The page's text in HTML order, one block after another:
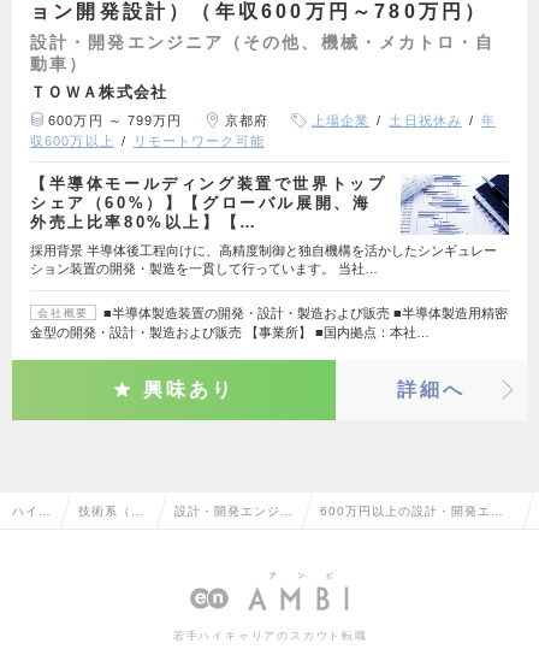
ョン開発設計）（年収600万円～780万円）
設計・開発エンジニア（その他、機械・メカトロ・自
動車）
ＴＯＷＡ株式会社
600万円 ～ 799万円 京都府 上場企業 土日祝休み
年
収600万以上
リモートワーク可能
【半導体モールディング装置で世界トップ
シェア（60%）】【グローバル展開、海
外売上比率80%以上】【…
採用背景 半導体後工程向けに、高精度制御と独自機構を活かしたシンギュレー
ション装置の開発・製造を一貫して行っています。 当社…
会社概要
■半導体製造装置の開発・設計・製造および販売 ■半導体製造用精密
金型の開発・設計・製造および販売 【事業所】 ■国内拠点：本社…
興味あり 詳細へ
ハイク 技術系（機 設計・開発エンジニ
メカトロ・自動車）
600万円以上の設計・開発エン
ロ・自動車）の転職・求人情報
若手ハイキャリアのスカウト転職